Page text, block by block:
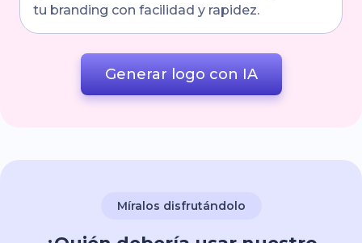
tu branding con facilidad y rapidez.
Generar logo con IA
Míralos disfrutándolo